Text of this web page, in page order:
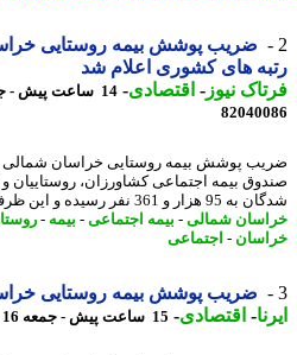
های کشوری اعلام شد
نیوز-اقتصادی-14 ساعت پیش - جمعه 16 مرداد 1405، 10:35
بیمه اجتماعی کشاورزان، روستاییان و
نفر رسیده و این ظرفیت را پوشش داده است.
شمالی-بیمه اجتماعی-بیمه -روستایی-
-اجتماعی
ضریب پوشش بیمه روستایی خراسان شمالی به
-اقتصادی-15 ساعت پیش - جمعه 16 مرداد 1405، 09:40